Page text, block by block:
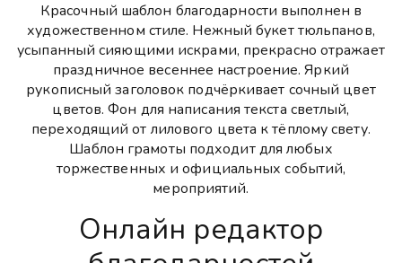
Красочный шаблон благодарности выполнен в
художественном стиле. Нежный букет тюльпанов,
усыпанный сияющими искрами, прекрасно отражает
праздничное весеннее настроение. Яркий
рукописный заголовок подчёркивает сочный цвет
цветов. Фон для написания текста светлый,
переходящий от лилового цвета к тёплому свету.
Шаблон грамоты подходит для любых
торжественных и официальных событий,
мероприятий.
Онлайн редактор